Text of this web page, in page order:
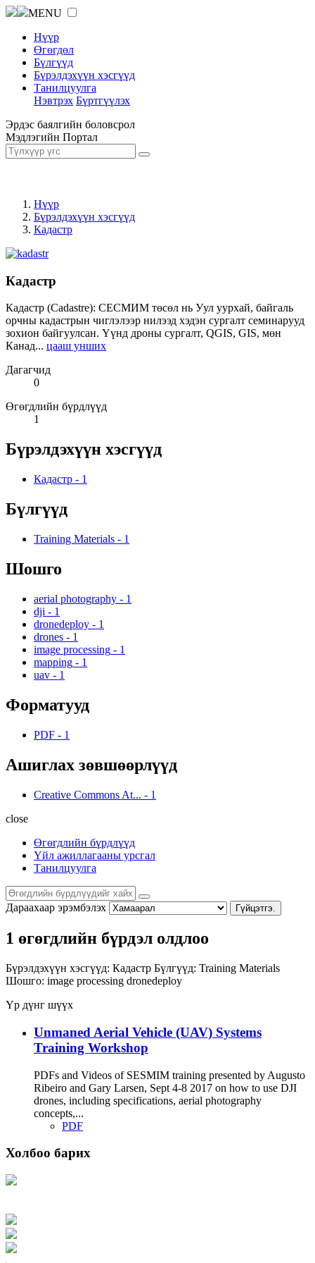
MENU
Нүүр
Өгөгдөл
Бүлгүүд
Бүрэлдэхүүн хэсгүүд
Танилцуулга
Нэвтрэх Бүртгүүлэх
Эрдэс баялгийн боловсрол
Мэдлэгийн Портал
Нүүр
Бүрэлдэхүүн хэсгүүд
Кадастр
Кадастр
Кадастр (Cadastre): СЕСМИМ төсөл нь Уул уурхай, байгаль
орчны кадастрын чиглэлээр нилээд хэдэн сургалт семинарууд
зохион байгуулсан. Үүнд дроны сургалт, QGIS, GIS, мөн
Канад... цааш унших
Дагагчид
0
Өгөгдлийн бүрдлүүд
1
Бүрэлдэхүүн хэсгүүд
Кадастр - 1
Бүлгүүд
Training Materials - 1
Шошго
aerial photography - 1
dji - 1
dronedeploy - 1
drones - 1
image processing - 1
mapping - 1
uav - 1
Форматууд
PDF - 1
Ашиглах зөвшөөрлүүд
Creative Commons At... - 1
close
Өгөгдлийн бүрдлүүд
Үйл ажиллагааны урсгал
Танилцуулга
Дараахаар эрэмбэлэх Гүйцэтгэ.
1 өгөгдлийн бүрдэл олдлоо
Бүрэлдэхүүн хэсгүүд: Кадастр Бүлгүүд: Training Materials
Шошго: image processing dronedeploy
Үр дүнг шүүх
Unmaned Aerial Vehicle (UAV) Systems
Training Workshop
PDFs and Videos of SESMIM training presented by Augusto
Ribeiro and Gary Larsen, Sept 4-8 2017 on how to use DJI
drones, including specifications, aerial photography
concepts,...
PDF
Холбоо барих